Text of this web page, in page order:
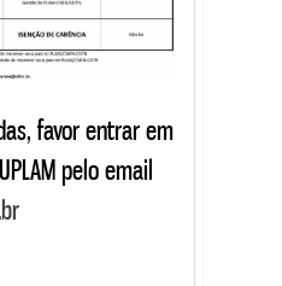
favor entrar em
pelo email